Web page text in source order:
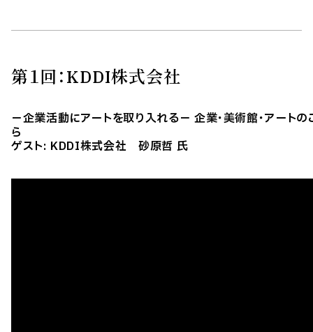
第１回：KDDI株式会社
－企業活動にアートを取り入れる－ 企業・美術館・アート
ら
ゲスト: KDDI株式会社 砂原哲 氏